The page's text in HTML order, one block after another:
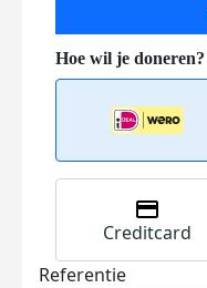
Creditcard
Referentie